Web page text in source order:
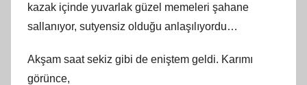
kazak içinde yuvarlak güzel memeleri şahane
sallanıyor, sutyensiz olduğu anlaşılıyordu…
Akşam saat sekiz gibi de eniştem geldi. Karımı
görünce,